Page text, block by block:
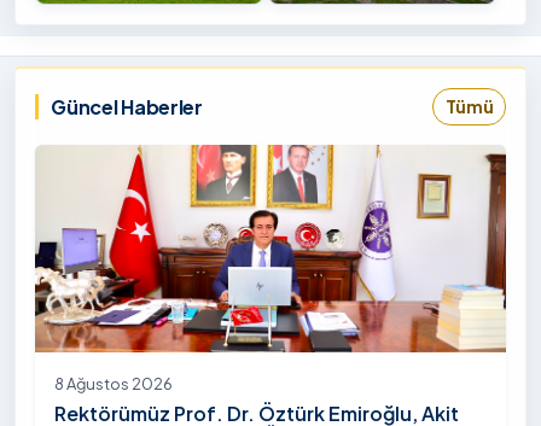
İçin
Tıklayınız
Güncel Haberler Tümü
8 Ağustos 2026
Rektörümüz Prof. Dr. Öztürk Emiroğlu, Akit